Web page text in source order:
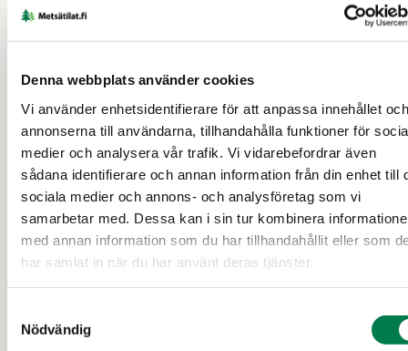
Denna webbplats använder cookies
Vi använder enhetsidentifierare för att anpassa innehållet och
annonserna till användarna, tillhandahålla funktioner för
medier och analysera vår trafik. Vi vidarebefordrar även
sådana identifierare och annan information från din enhet till
sociala medier och annons- och analysföretag som vi
samarbetar med. Dessa kan i sin tur kombinera
med annan information som du har tillhandahållit eller som
har samlat in när du har använt deras tjänster.
Nödvändig
SKOGSFASTIGHET (FASTIGHET)
Viluksela 11:6, Hämeenlinna
Tavastehus